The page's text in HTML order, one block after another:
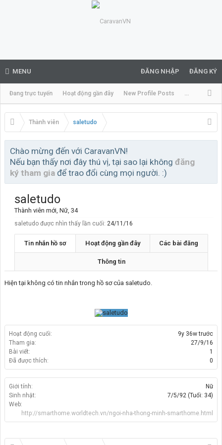
MENU
Đang trực tuyến Hoạt động gần đây New Profile Posts ...
ĐĂNG NHẬP ĐĂNG KÝ
Thành viên saletudo
Chào mừng đến với CaravanVN!
Nếu bạn thấy nơi đây thú vị, tại sao lại không đăng
ký tham gia để trao đổi cùng mọi người. :)
Hoạt động cuối:
9y 36w trước
Tham gia:
27/9/16
Bài viết:
1
Đã được thích:
0
Giới tính:
Nữ
Sinh nhật:
7/5/92 (Tuổi: 34)
Web:
http://smarthome.worldtech.vn/ngoi-nha-thong-minh-smarthome.html
saletudo
Thành viên mới, Nữ, 34
saletudo được nhìn thấy lần cuối: 24/11/16
Tin nhắn hồ sơ Hoạt động gần đây Các bài đăng
Thông tin
Hiện tại không có tin nhắn trong hồ sơ của saletudo.